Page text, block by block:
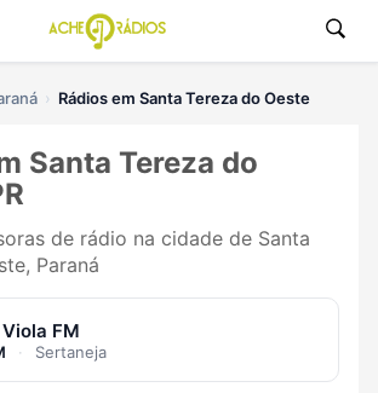
Rádios em Santa Tereza do Oeste
Santa Tereza do
de rádio na cidade de Santa
Paraná
FM
· Sertaneja